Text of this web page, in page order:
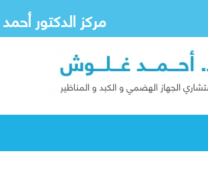
مركز الدكتور